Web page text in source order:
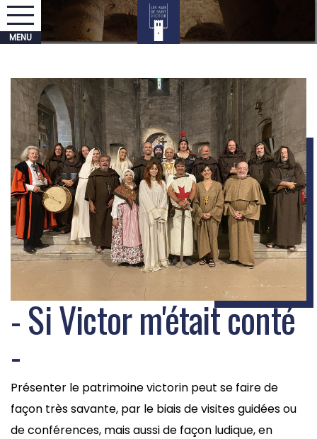
- Si Victor m'était conté
-
Présenter le patrimoine victorin peut se faire de
façon très savante, par le biais de visites guidées ou
de conférences, mais aussi de façon ludique, en